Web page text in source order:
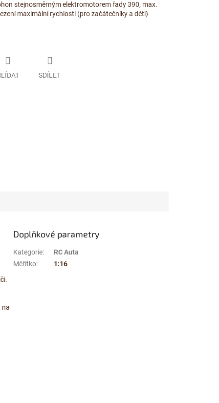
stejnosměrným elektromotorem řady 390, max.
maximální rychlosti (pro začátečníky a děti)
SDÍLET
na
Doplňkové parametry
Kategorie:
RC Auta
Měřítko: 1:16